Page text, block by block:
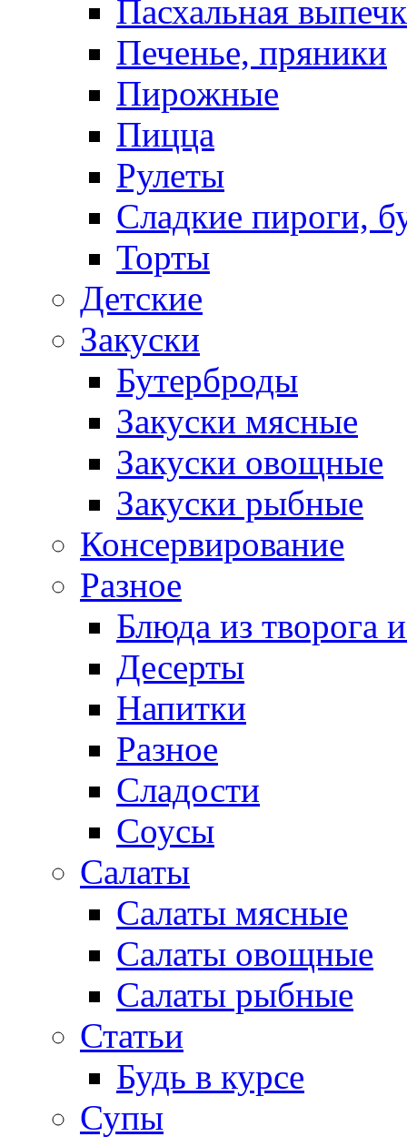
Пасхальная
Печенье, пряники
Пирожные
Пицца
Рулеты
Сладкие пироги,
Торты
Детские
Закуски
Бутерброды
Закуски мясные
Закуски овощные
Закуски рыбные
Консервирование
Разное
Блюда из творога
Десерты
Напитки
Разное
Сладости
Соусы
Салаты
Салаты мясные
Салаты овощные
Салаты рыбные
Статьи
Будь в курсе
Супы